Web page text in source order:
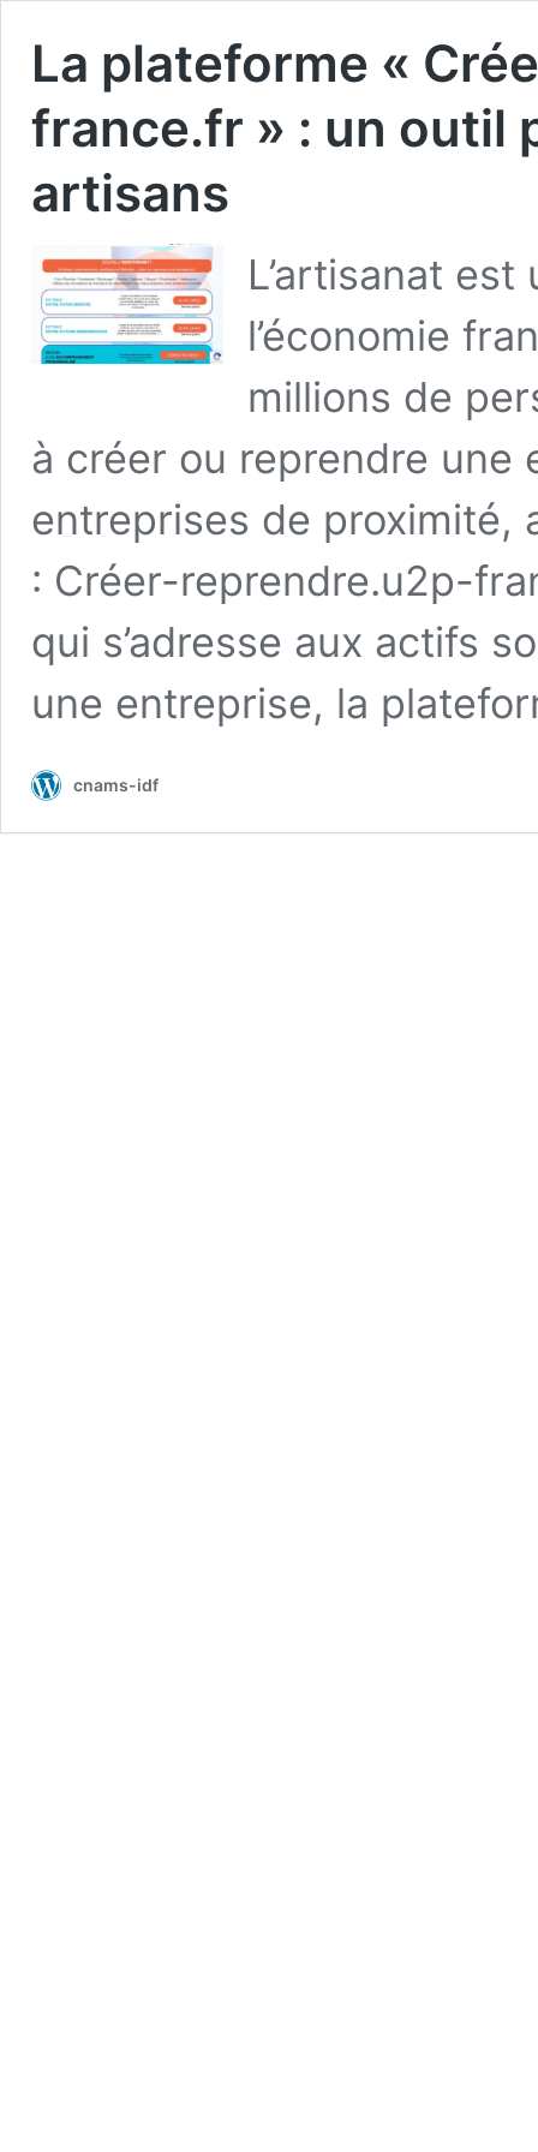
La plateforme «
france.fr » : un outil
artisans
L’artisanat
l’économie
millions de
à créer ou reprendre une
entreprises de proximité,
: Créer-reprendre.u2p-
qui s’adresse aux actifs
une entreprise, la
cnams-idf